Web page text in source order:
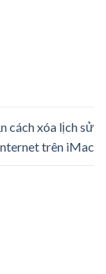
cách xóa lịch sử
trên iMac